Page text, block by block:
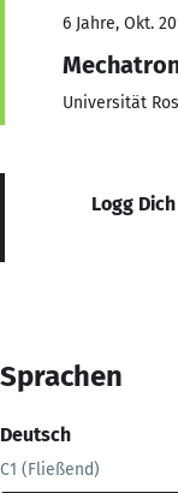
6 Jahre, Okt.
Universität
Logg
Sprachen
Deutsch
C1 (Fließend)